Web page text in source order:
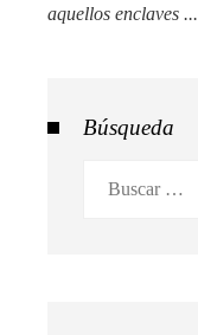
aquellos enclaves ...
Búsqueda